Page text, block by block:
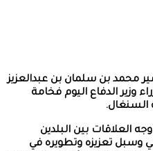
محمد بن سلمان بن عبدالعزيز
وزير الدفاع اليوم فخامة
السنغال.
العلاقات بين البلدين
وسبل تعزيزه وتطويره في